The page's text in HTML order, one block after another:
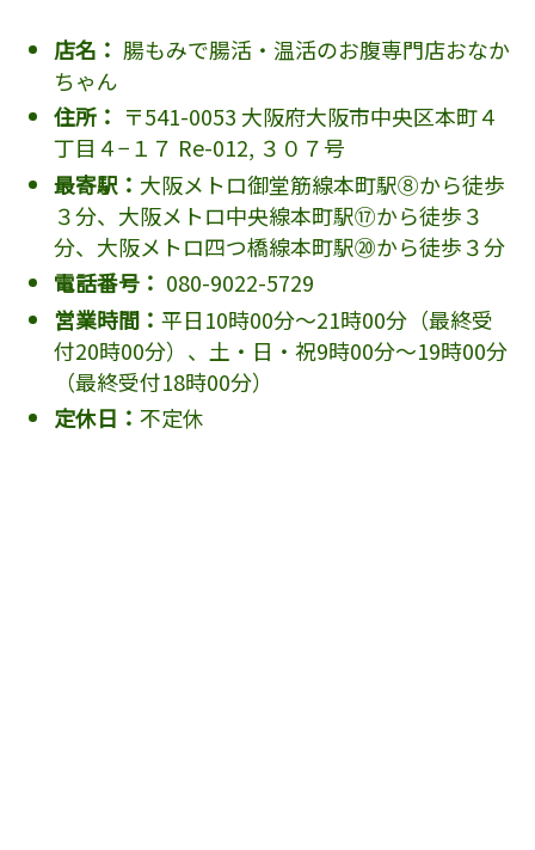
店名： 腸もみで腸活・温活のお腹専門店おなか
ちゃん
住所： 〒541-0053 大阪府大阪市中央区本町４
丁目４−１７ Re-012, ３０７号
最寄駅： 大阪メトロ御堂筋線本町駅⑧から徒歩
３分、大阪メトロ中央線本町駅⑰から徒歩３
分、大阪メトロ四つ橋線本町駅⑳から徒歩３分
電話番号： 080-9022-5729
営業時間： 平日10時00分～21時00分（最終受
付20時00分）、土・日・祝9時00分～19時00分
（最終受付18時00分）
定休日： 不定休